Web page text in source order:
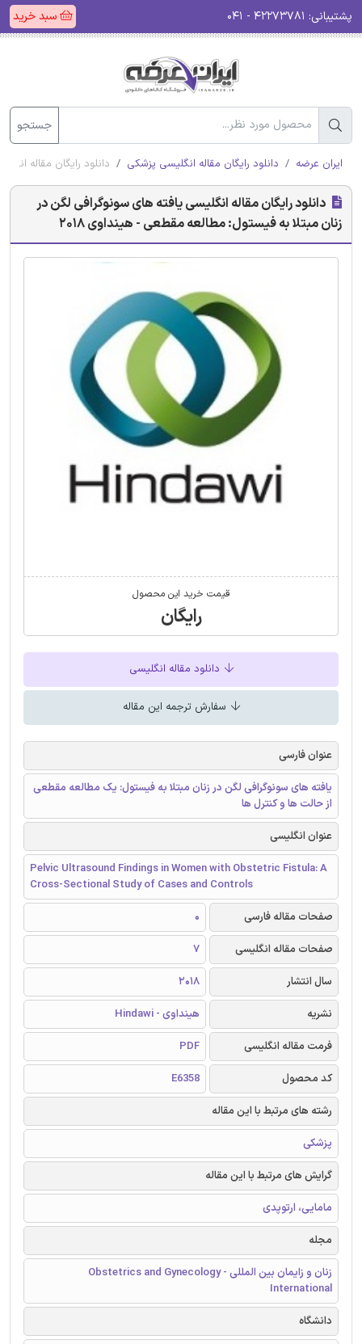
پشتیبانی: سبد خرید
جستجو
ایران عرضه دانلود رایگان مقاله انگلیسی پزشکی دانلود رایگان مقاله
دانلود رایگان مقاله انگلیسی یافته های سونوگرافی لگن در
زنان مبتلا به فیستول: مطالعه مقطعی - هینداوی 2018
قیمت خرید این محصول
رایگان
دانلود مقاله انگلیسی
سفارش ترجمه این مقاله
عنوان فارسی
یافته های سونوگرافی لگن در زنان مبتلا به فیستول: یک مطالعه مقطعی
از حالت ها و کنترل ها
عنوان انگلیسی
Pelvic Ultrasound Findings in Women with Obstetric Fistula: A
Cross-Sectional Study of Cases and Controls
صفحات مقاله فارسی
0
صفحات مقاله انگلیسی
7
سال انتشار
2018
نشریه
هینداوی - Hindawi
فرمت مقاله انگلیسی
PDF
کد محصول
E6358
رشته های مرتبط با این مقاله
پزشکی
گرایش های مرتبط با این مقاله
مامایی، ارتوپدی
مجله
زنان و زایمان بین المللی - Obstetrics and Gynecology
International
دانشگاه